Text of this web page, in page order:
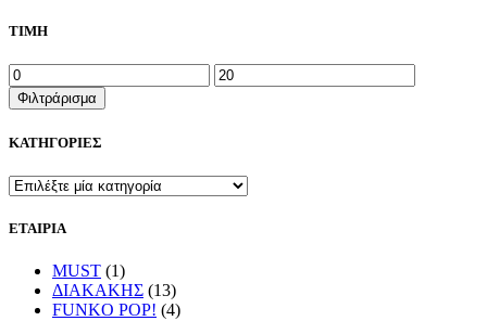
ΤΙΜΗ
Ελάχιστη
τιμή
Μέγιστη
τιμή
Φιλτράρισμα
ΚΑΤΗΓΟΡΙΕΣ
ΕΤΑΙΡΙΑ
MUST (1)
ΔΙΑΚΑΚΗΣ (13)
FUNKO POP! (4)